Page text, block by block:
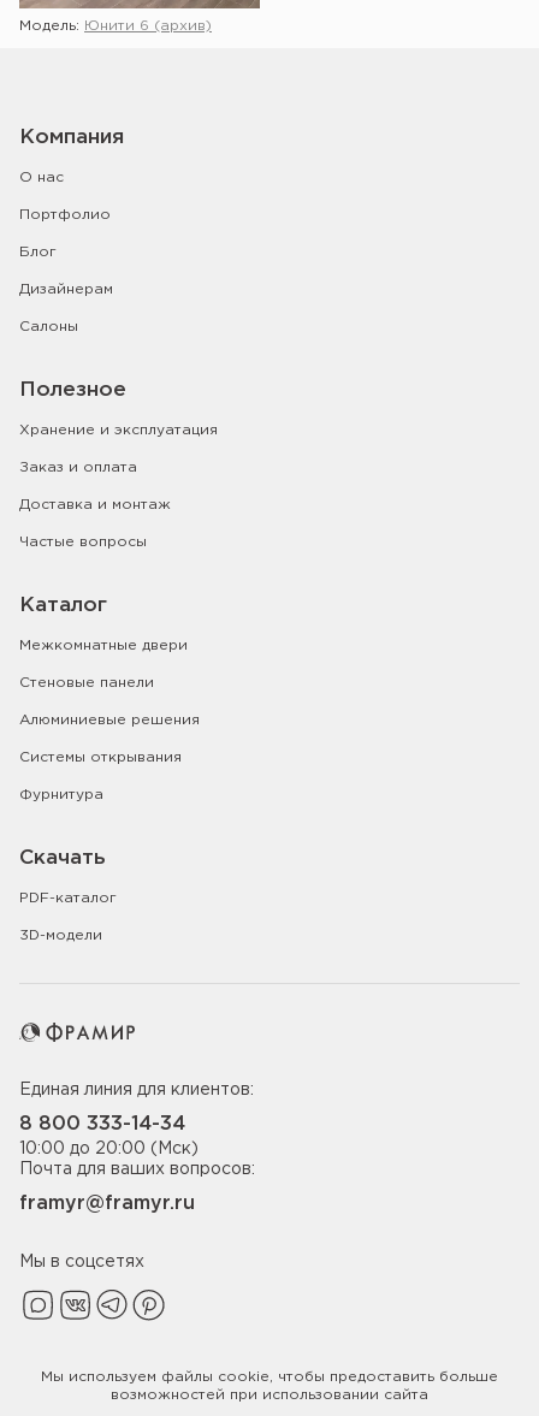
Модель: Юнити 6 (архив)
Компания
О нас
Портфолио
Блог
Дизайнерам
Салоны
Полезное
Хранение и эксплуатация
Заказ и оплата
Доставка и монтаж
Частые вопросы
Каталог
Межкомнатные двери
Стеновые панели
Алюминиевые решения
Системы открывания
Фурнитура
Скачать
PDF-каталог
3D-модели
Единая линия для клиентов:
8 800 333-14-34
10:00 до 20:00 (Мск)
Почта для ваших вопросов:
framyr@framyr.ru
Мы в соцсетях
Политика конфиденциальности
Мы используем файлы cookie , чтобы предоставить больше
возможностей при использовании сайта